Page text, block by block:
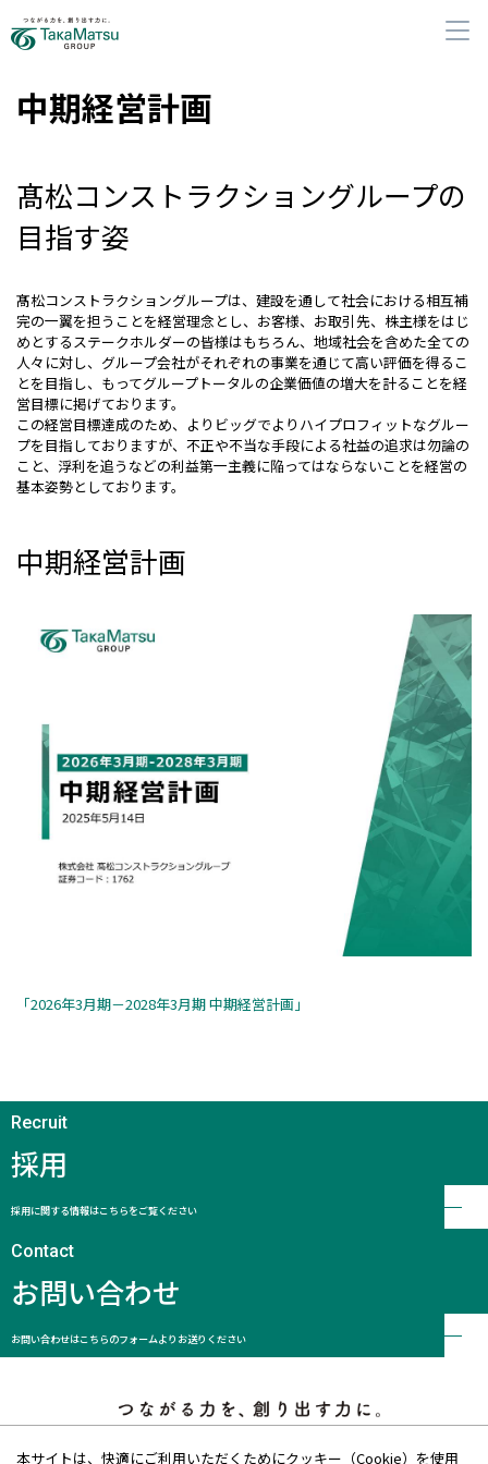
企業・グループ情報
サステナビリティ
株主・投資家の皆さまへ
採用
本ウェブサイトのご利用について
中期経営計画
髙松コンストラクショングループの
目指す姿
髙松コンストラクショングループは、建設を通して社会における相互補
完の一翼を担うことを経営理念とし、お客様、お取引先、株主様をはじ
めとするステークホルダーの皆様はもちろん、地域社会を含めた全ての
人々に対し、グループ会社がそれぞれの事業を通じて高い評価を得るこ
とを目指し、もってグループトータルの企業価値の増大を計ることを経
営目標に掲げております。
この経営目標達成のため、よりビッグでよりハイプロフィットなグルー
プを目指しておりますが、不正や不当な手段による社益の追求は勿論の
こと、浮利を追うなどの利益第一主義に陥ってはならないことを経営の
基本姿勢としております。
中期経営計画
「2026年3月期－2028年3月期 中期経営計画」
採用
採用に関する情報はこちらをご覧ください
お問い合わせ
お問い合わせはこちらのフォームよりお送りください
本サイトは、快適にご利用いただくためにクッキー（Cookie）を使用